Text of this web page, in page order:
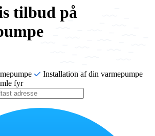
tilbud på
Installation af din varmepumpe
fyr